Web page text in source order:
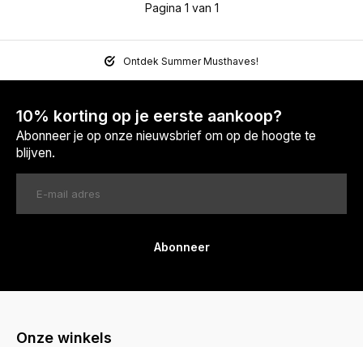
Pagina 1 van 1
Ontdek Summer Musthaves!
10% korting op je eerste aankoop?
Abonneer je op onze nieuwsbrief om op de hoogte te
blijven.
Abonneer
Onze winkels